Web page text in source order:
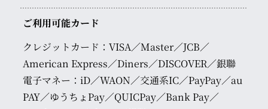
ご利用可能カード
クレジットカード：VISA／Master／JCB／
American Express／Diners／DISCOVER／銀聯
電子マネー：iD／WAON／交通系IC／PayPay／au
PAY／ゆうちょPay／QUICPay／Bank Pay／